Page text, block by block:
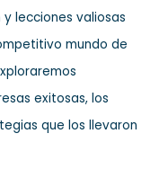
lecciones valiosas
mundo de
exitosas, los
que los llevaron